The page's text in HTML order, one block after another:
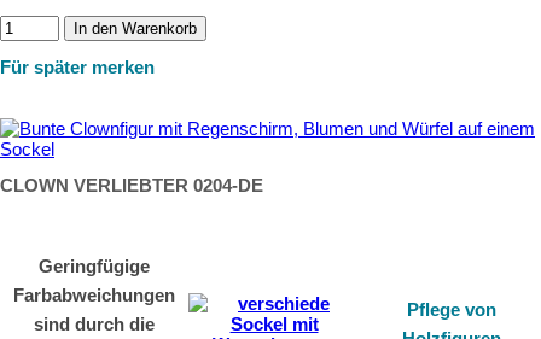
In den Warenkorb
Für später merken
CLOWN VERLIEBTER 0204-DE
Geringfügige
Farbabweichungen
sind durch die
Pflege von